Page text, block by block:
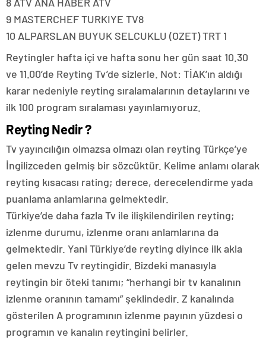
9 MASTERCHEF TURKIYE TV8
10 ALPARSLAN BUYUK SELCUKLU (OZET) TRT 1
Reytingler hafta içi ve hafta sonu her gün saat 10.30
ve 11.00’de Reyting Tv’de sizlerle. Not: TİAK’ın aldığı
karar nedeniyle reyting sıralamalarının detaylarını ve
ilk 100 program sıralaması yayınlamıyoruz.
Reyting Nedir ?
Tv yayıncılığın olmazsa olmazı olan reyting Türkçe’ye
İngilizceden gelmiş bir sözcüktür. Kelime anlamı olarak
reyting kısacası rating; derece, derecelendirme yada
puanlama anlamlarına gelmektedir.
Türkiye’de daha fazla Tv ile ilişkilendirilen reyting;
izlenme durumu, izlenme oranı anlamlarına da
gelmektedir. Yani Türkiye’de reyting diyince ilk akla
gelen mevzu Tv reytingidir. Bizdeki manasıyla
reytingin bir öteki tanımı; “herhangi bir tv kanalının
izlenme oranının tamamı” şeklindedir. Z kanalında
gösterilen A programının izlenme payının yüzdesi o
programın ve kanalın reytingini belirler.